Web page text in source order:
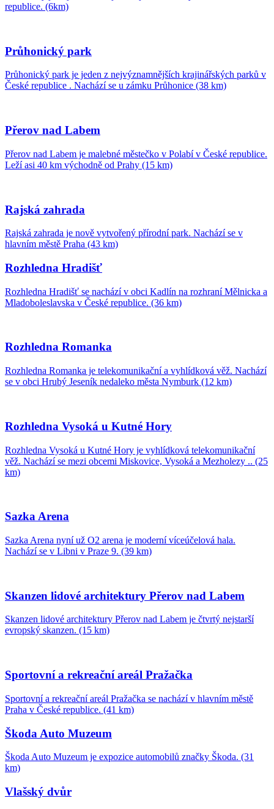
republice. (6km)
Průhonický park
Průhonický park je jeden z nejvýznamnějších krajinářských parků v
České republice . Nachází se u zámku Průhonice (38 km)
Přerov nad Labem
Přerov nad Labem je malebné městečko v Polabí v České republice.
Leží asi 40 km východně od Prahy (15 km)
Rajská zahrada
Rajská zahrada je nově vytvořený přírodní park. Nachází se v
hlavním městě Praha (43 km)
Rozhledna Hradišť
Rozhledna Hradišť se nachází v obci Kadlín na rozhraní Mělnicka a
Mladoboleslavska v České republice. (36 km)
Rozhledna Romanka
Rozhledna Romanka je telekomunikační a vyhlídková věž. Nachází
se v obci Hrubý Jeseník nedaleko města Nymburk (12 km)
Rozhledna Vysoká u Kutné Hory
Rozhledna Vysoká u Kutné Hory je vyhlídková telekomunikační
věž. Nachází se mezi obcemi Miskovice, Vysoká a Mezholezy .. (25
km)
Sazka Arena
Sazka Arena nyní už O2 arena je moderní víceúčelová hala.
Nachází se v Libni v Praze 9. (39 km)
Skanzen lidové architektury Přerov nad Labem
Skanzen lidové architektury Přerov nad Labem je čtvrtý nejstarší
evropský skanzen. (15 km)
Sportovní a rekreační areál Pražačka
Sportovní a rekreační areál Pražačka se nachází v hlavním městě
Praha v České republice. (41 km)
Škoda Auto Muzeum
Škoda Auto Muzeum je expozice automobilů značky Škoda. (31
km)
Vlašský dvůr